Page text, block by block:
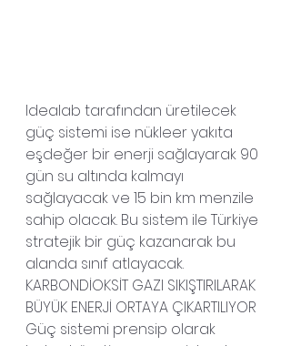
Idealab tarafından üretilecek
güç sistemi ise nükleer yakıta
eşdeğer bir enerji sağlayarak 90
gün su altında kalmayı
sağlayacak ve 15 bin km menzile
sahip olacak. Bu sistem ile Türkiye
stratejik bir güç kazanarak bu
alanda sınıf atlayacak.
KARBONDİOKSİT GAZI SIKIŞTIRILARAK
BÜYÜK ENERJİ ORTAYA ÇIKARTILIYOR
Güç sistemi prensip olarak